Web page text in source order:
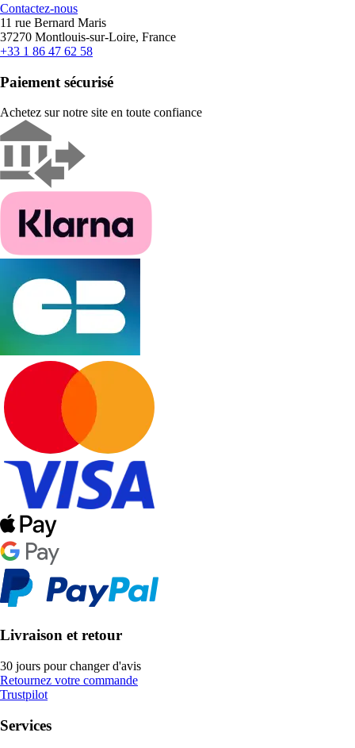
Contactez-nous
11 rue Bernard Maris
37270 Montlouis-sur-Loire, France
+33 1 86 47 62 58
Paiement sécurisé
Achetez sur notre site en toute confiance
Livraison et retour
30 jours pour changer d'avis
Retournez votre commande
Trustpilot
Services